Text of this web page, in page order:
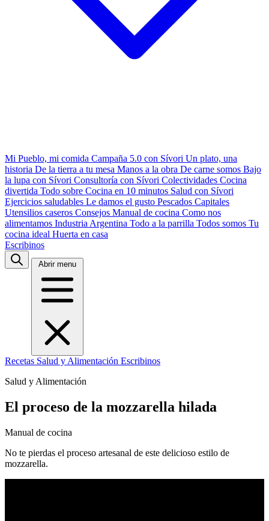
Mi Pueblo, mi comida Campaña 5.0 con Sívori Un plato, una
historia De la tierra a tu mesa Manos a la obra De carne somos Bajo
la lupa con Sívori Consultoría con Sívori Colectividades Cocina
divertida Todo sobre Cocina en 10 minutos Salud con Sívori
Ejercicios saludables Le damos el gusto Pescados Capitales
Utensilios caseros Consejos Manual de cocina Como nos
alimentamos Industria Argentina Todo a la parrilla Todos somos Tu
cocina ideal Huerta en casa
Escribinos
Abrir menu
Recetas Salud y Alimentación Escribinos
Salud y Alimentación
El proceso de la mozzarella hilada
Manual de cocina
No te pierdas el proceso artesanal de este delicioso estilo de
mozzarella.